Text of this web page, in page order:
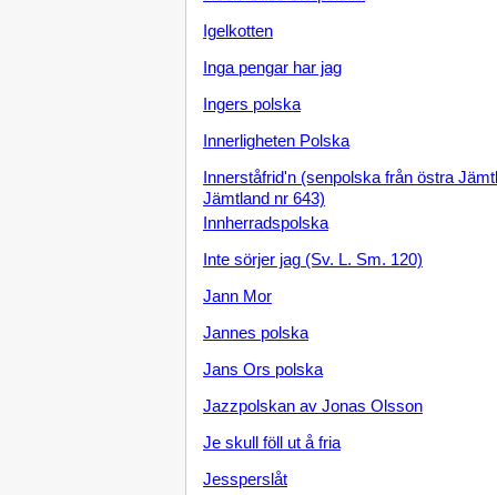
Igelkotten
Inga pengar har jag
Ingers polska
Innerligheten Polska
Innerståfrid'n (senpolska från östra
Jämtland nr 643)
Innherradspolska
Inte sörjer jag (Sv. L. Sm. 120)
Jann Mor
Jannes polska
Jans Ors polska
Jazzpolskan av Jonas Olsson
Je skull föll ut å fria
Jessperslåt